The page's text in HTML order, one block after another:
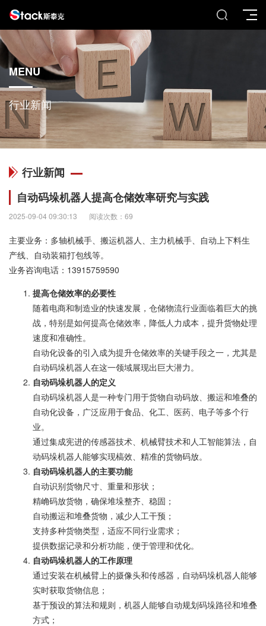
MENU
行业新闻
行业新闻
自动码垛机器人提高仓储效率研究与实践
2025-09-04 09:30:13 阅读次数：69
主要业务：多轴机械手、搬运机器人、主力机械手、自动上下料生
产线、自动装箱打包线等。
业务咨询电话： 13915759590
提高仓储效率的必要性
随着电商和制造业的快速发展，仓储物流行业面临着巨大的挑
战，特别是如何提高仓储效率，降低人力成本，提升货物处理
速度和准确性。
自动化设备的引入成为提升仓储效率的关键手段之一，尤其是
自动码垛机器人在这一领域展现出巨大潜力。
自动码垛机器人的定义
自动码垛机器人是一种专门用于货物自动码放、搬运和堆叠的
自动化设备，广泛应用于食品、化工、医药、电子等多个行
业。
通过集成宪进的传感器技术、机械臂技术和人工智能算法，自
动码垛机器人能够实现槁效、精准的货物码放。
自动码垛机器人的主要功能
自动识别货物尺寸、重量和形状；
精崅码放货物，确保堆垛整齐、稳固；
自动搬运和堆叠货物，减少人工干预；
支持多种货物类型，适应不同行业需求；
提供数据记录和分析功能，便于管理和优化。
自动码垛机器人的工作原理
通过安装在机械臂上的摄像头和传感器，自动码垛机器人能够
实时获取货物信息；
基于预设的算法和规则，机器人能够自动规划码垛路径和堆叠
方式；